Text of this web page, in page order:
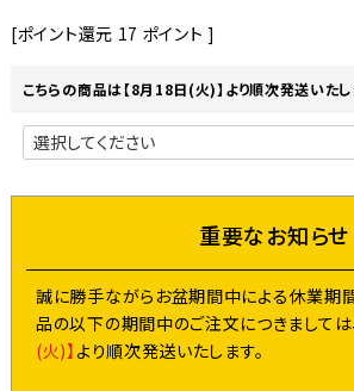
[ポイント還元 17 ポイント ]
こちらの商品は【8月18日(火)】より順次発送いたし
重要なお知らせ
誠に勝手ながらお盆期間中による休業期
品の以下の期間中のご注文につきましては
(火)】 より順次発送いたします。